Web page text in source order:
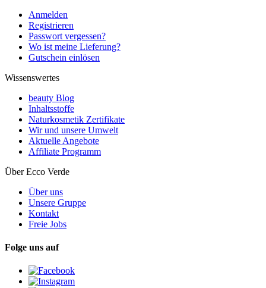
Anmelden
Registrieren
Passwort vergessen?
Wo ist meine Lieferung?
Gutschein einlösen
Wissenswertes
beauty Blog
Inhaltsstoffe
Naturkosmetik Zertifikate
Wir und unsere Umwelt
Aktuelle Angebote
Affiliate Programm
Über Ecco Verde
Über uns
Unsere Gruppe
Kontakt
Freie Jobs
Folge uns auf